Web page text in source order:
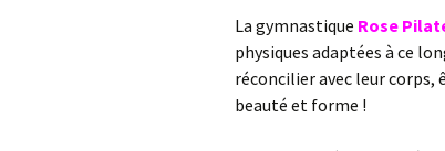
La gymnastique Rose
physiques adaptées à ce
réconcilier avec leur
beauté et forme !